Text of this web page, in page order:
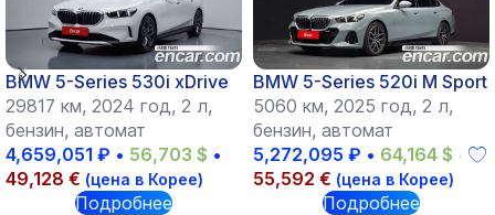
BMW 5-Series 530i xDrive
29817 км, 2024 год, 2 л,
бензин, автомат
4,659,051 ₽ • 56,703 $ •
49,128 € (цена в Корее)
Подробнее
BMW 5-Series 520i M Sport
5060 км, 2025 год, 2 л,
бензин, автомат
5,272,095 ₽ • 64,164 $ •
55,592 € (цена в Корее)
Подробнее